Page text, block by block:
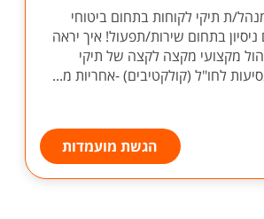
ת תיקי לקוחות בתחום ביטוחי
בתחום שירות/תפעול! איך יראה
מקצועי מקצה לקצה של תיקי
לחו"ל (קולקטיבים) -אחריות מ...
הגשת מועמדות